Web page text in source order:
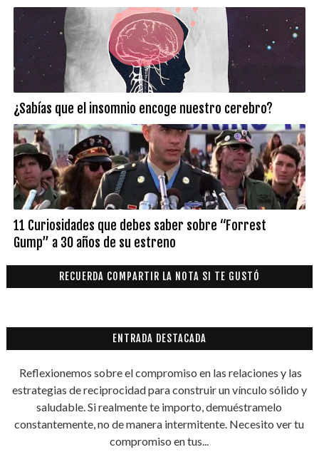
¿Sabías que el insomnio encoge nuestro cerebro?
11 Curiosidades que debes saber sobre “Forrest
Gump” a 30 años de su estreno
RECUERDA COMPARTIR LA NOTA SI TE GUSTÓ
ENTRADA DESTACADA
Reflexionemos sobre el compromiso en las relaciones y las
estrategias de reciprocidad para construir un vínculo sólido y
saludable. Si realmente te importo, demuéstramelo
constantemente, no de manera intermitente. Necesito ver tu
compromiso en tus...